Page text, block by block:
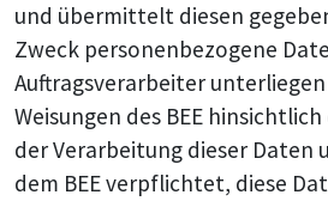
und übermittelt diesen
Zweck personenbezogene
Auftragsverarbeiter
Weisungen des BEE
der Verarbeitung dieser Daten
dem BEE verpflichtet, diese